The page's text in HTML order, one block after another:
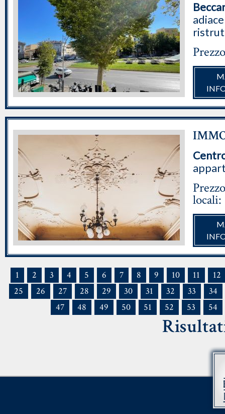
locali:
1 2 3 4 5 6 7 8 9 10 11
12
25
26 27 28 29 30 31 32 33
34
47
48 49 50 51 52 53 54